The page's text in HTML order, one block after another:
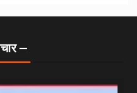
—